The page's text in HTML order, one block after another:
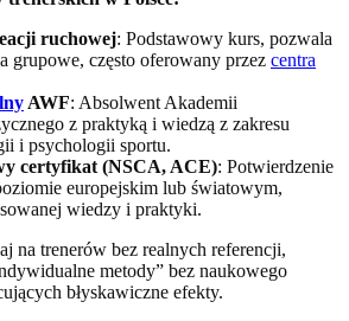
ruchowej: Podstawowy kurs, pozwala
grupowe, często oferowany przez centra
AWF: Absolwent Akademii
z praktyką i wiedzą z zakresu
i psychologii sportu.
certyfikat (NSCA, ACE): Potwierdzenie
europejskim lub światowym,
wiedzy i praktyki.
na trenerów bez realnych referencji,
metody” bez naukowego
błyskawiczne efekty.